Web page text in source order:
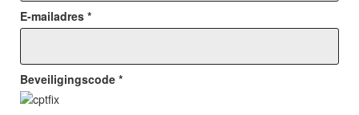
E-mailadres *
Beveiligingscode *